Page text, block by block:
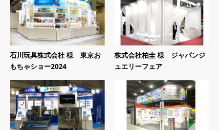
石川玩具株式会社 様 東京お
もちゃショー2024
株式会社柏圭 様 ジャパンジ
ュエリーフェア